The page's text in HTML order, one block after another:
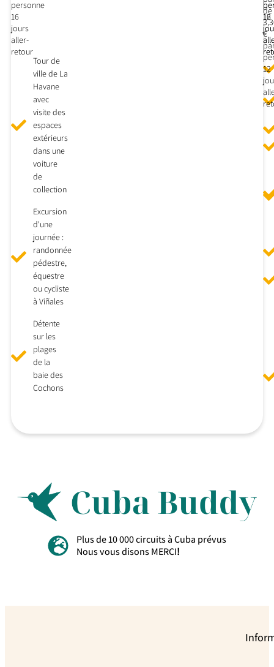
personne
16
jours
aller-
retour
Tour de
ville de La
Havane
avec
visite des
espaces
extérieurs
dans une
voiture
de
collection
Excursion
d'une
journée :
randonnée
pédestre,
équestre
ou cycliste
à Viñales
Détente
sur les
plages
de la
baie des
Cochons
16
12
de
€
12
Plus de 10 000 circuits à Cuba prévus
Nous vous disons MERCI!